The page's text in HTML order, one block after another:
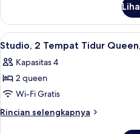
pemandangan
kota
Suite
Presidensial,
2
tidur,
pemandangan
Lihat
semua
foto
untuk
Studio,
2
4
Studio, 2 Tempat Tidur
Kapasitas 4
2 queen
Wi-Fi Gratis
Rincian selengkapnya
Rincian